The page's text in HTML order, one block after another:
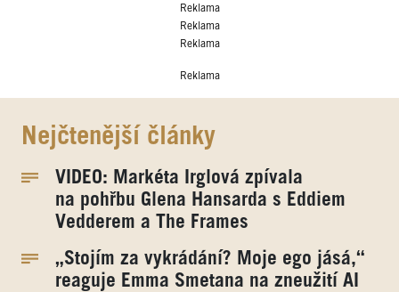
Reklama
Reklama
Reklama
Reklama
Nejčtenější články
VIDEO: Markéta Irglová zpívala
na pohřbu Glena Hansarda s Eddiem
Vedderem a The Frames
„Stojím za vykrádání? Moje ego jásá,“
reaguje Emma Smetana na zneužití AI